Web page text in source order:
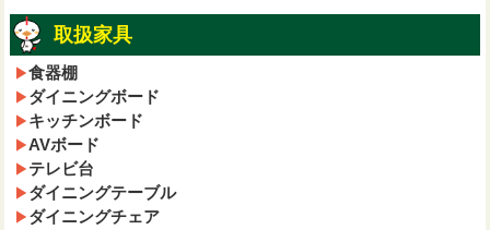
取扱家具
食器棚
ダイニングボード
キッチンボード
AVボード
テレビ台
ダイニングテーブル
ダイニングチェア